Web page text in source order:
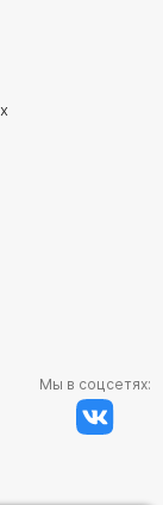
Мы в соцсетях: